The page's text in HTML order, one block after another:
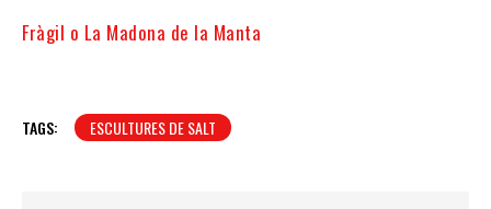
Fràgil o La Madona de la Manta
TAGS: ESCULTURES DE SALT